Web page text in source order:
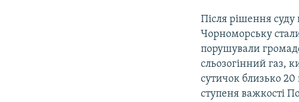
Після рішення суду
Чорноморську
порушували
сльозогінний газ,
сутичок близько 20
ступеня важкості